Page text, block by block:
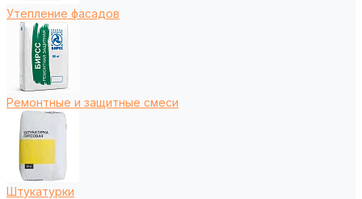
Утепление фасадов
Ремонтные и защитные смеси
Штукатурки